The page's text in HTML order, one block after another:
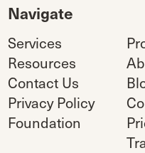
Navigate
Services
Resources
Contact Us
Privacy Policy
Foundation